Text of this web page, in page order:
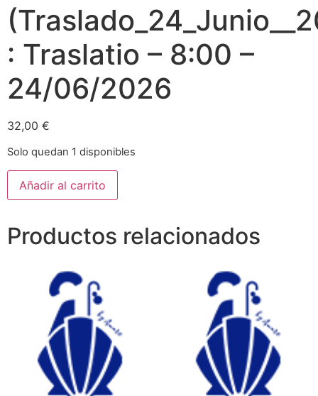
: Traslatio – 8:00 –
24/06/2026
32,00 €
Solo quedan 1 disponibles
Añadir al carrito
Productos relacionados